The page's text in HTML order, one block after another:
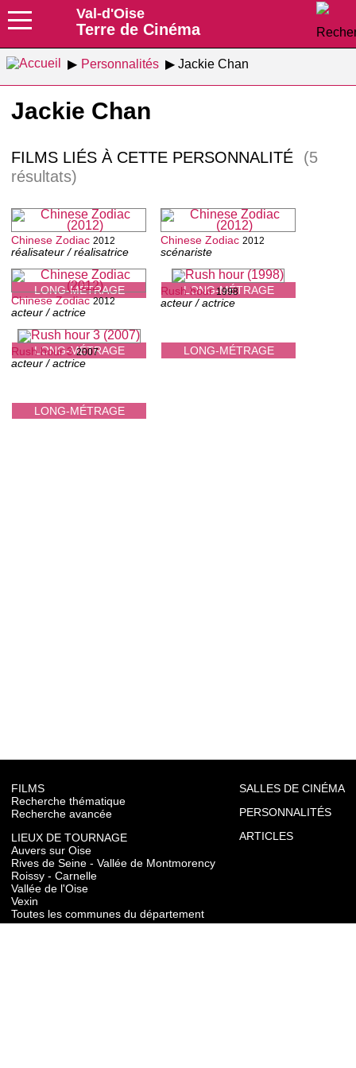
Val-d'Oise
Terre de Cinéma
Personnalités Jackie Chan
Jackie Chan
FILMS LIÉS À CETTE PERSONNALITÉ
(5
résultats)
LONG-MÉTRAGE
Chinese Zodiac 2012
réalisateur / réalisatrice
LONG-MÉTRAGE
Chinese Zodiac 2012
scénariste
LONG-MÉTRAGE
Chinese Zodiac 2012
acteur / actrice
LONG-MÉTRAGE
Rush hour 1998
acteur / actrice
LONG-MÉTRAGE
Rush hour 3 2007
acteur / actrice
FILMS
Recherche thématique
Recherche avancée
LIEUX DE TOURNAGE
Auvers sur Oise
Rives de Seine - Vallée de Montmorency
Roissy - Carnelle
Vallée de l'Oise
Vexin
Toutes les communes du département
SALLES DE CINÉMA
PERSONNALITÉS
ARTICLES